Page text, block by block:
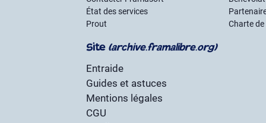
État des services
Prout
Charte
Site (archive.framalibre.org)
Entraide
Guides et astuces
Mentions légales
CGU